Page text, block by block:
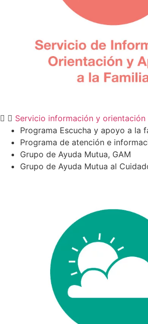
Servicio información y orientación
Programa Escucha y apoyo a la
Programa de atención e
Grupo de Ayuda Mutua, GAM
Grupo de Ayuda Mutua al